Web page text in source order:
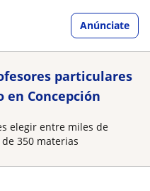
Anúnciate
particulares
en Concepción
elegir entre miles de
350 materias